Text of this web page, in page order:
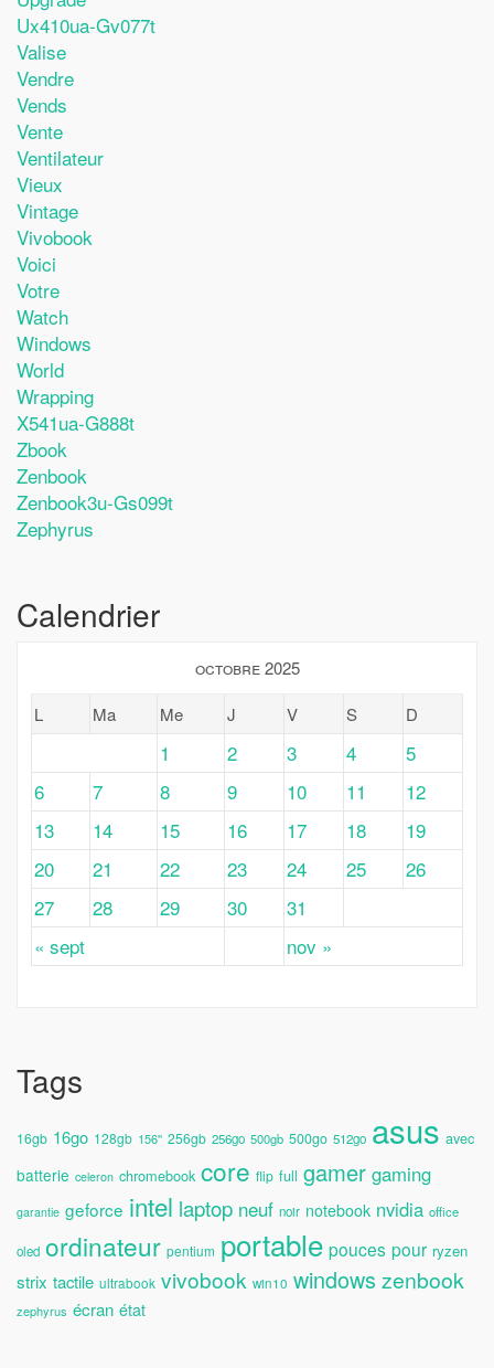
Ux410ua-Gv077t
Valise
Vendre
Vends
Vente
Ventilateur
Vieux
Vintage
Vivobook
Voici
Votre
Watch
Windows
World
Wrapping
X541ua-G888t
Zbook
Zenbook
Zenbook3u-Gs099t
Zephyrus
Calendrier
octobre 2025
L
Ma Me J V S D
« sept nov »
1 2 3 4
5
6
7 8 9 10 11
12
13
14 15 16 17 18
19
20
21 22 23 24 25
26
27
28 29 30 31
Tags
16gb 16go 128gb 156'' 256gb 256go 500gb 500go 512go asus avec
batterie celeron chromebook core flip full gamer gaming
garantie geforce intel laptop neuf noir notebook nvidia office
oled ordinateur pentium portable pouces pour ryzen
strix tactile ultrabook vivobook win10 windows zenbook
zephyrus écran état